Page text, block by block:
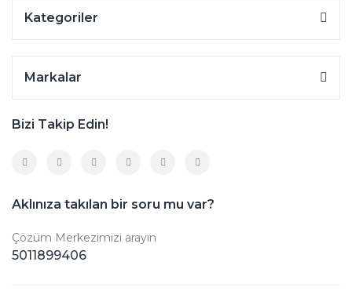
Kategoriler
Markalar
Bizi Takip Edin!
Aklınıza takılan bir soru mu var?
Çözüm Merkezimizi arayın
5011899406